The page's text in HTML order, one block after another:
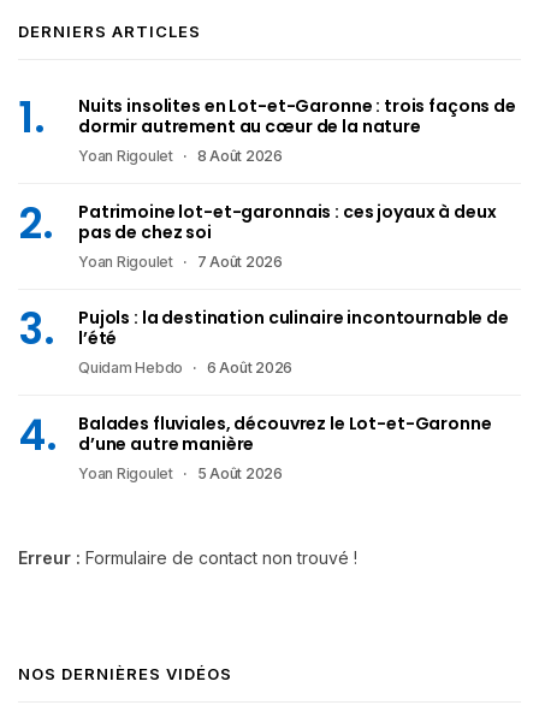
DERNIERS ARTICLES
Nuits insolites en Lot-et-Garonne : trois façons de
dormir autrement au cœur de la nature
Yoan Rigoulet 8 Août 2026
Patrimoine lot-et-garonnais : ces joyaux à deux
pas de chez soi
Yoan Rigoulet 7 Août 2026
Pujols : la destination culinaire incontournable de
l’été
Quidam Hebdo 6 Août 2026
Balades fluviales, découvrez le Lot-et-Garonne
d’une autre manière
Yoan Rigoulet 5 Août 2026
Erreur : Formulaire de contact non trouvé !
NOS DERNIÈRES VIDÉOS